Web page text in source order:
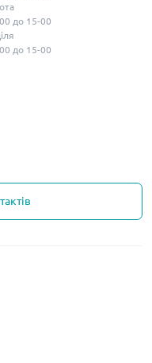
до 15-00
до 15-00